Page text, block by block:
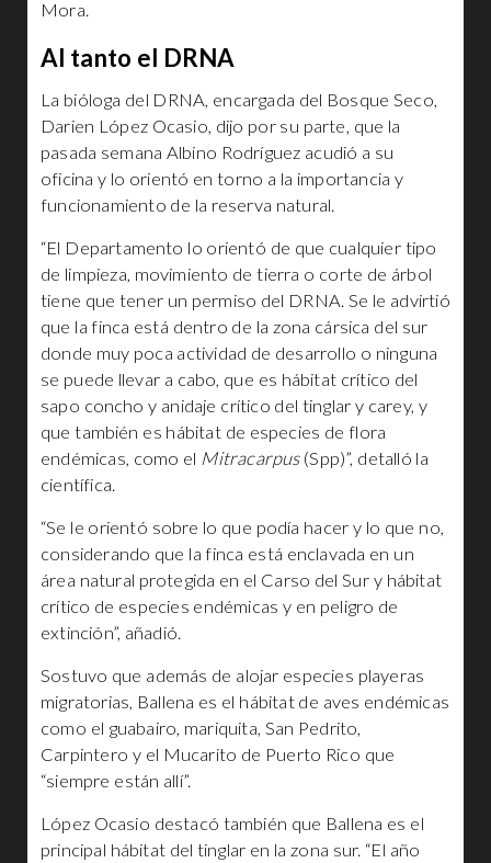
Mora.
Al tanto el DRNA
La bióloga del DRNA, encargada del Bosque Seco,
Darien López Ocasio, dijo por su parte, que la
pasada semana Albino Rodríguez acudió a su
oficina y lo orientó en torno a la importancia y
funcionamiento de la reserva natural.
“El Departamento lo orientó de que cualquier tipo
de limpieza, movimiento de tierra o corte de árbol
tiene que tener un permiso del DRNA. Se le advirtió
que la finca está dentro de la zona cársica del sur
donde muy poca actividad de desarrollo o ninguna
se puede llevar a cabo, que es hábitat crítico del
sapo concho y anidaje crítico del tinglar y carey, y
que también es hábitat de especies de flora
endémicas, como el Mitracarpus(Spp)”, detalló la
científica.
“Se le orientó sobre lo que podía hacer y lo que no,
considerando que la finca está enclavada en un
área natural protegida en el Carso del Sur y hábitat
crítico de especies endémicas y en peligro de
extinción”, añadió.
Sostuvo que además de alojar especies playeras
migratorias, Ballena es el hábitat de aves endémicas
como el guabairo, mariquita, San Pedrito,
Carpintero y el Mucarito de Puerto Rico que
“siempre están allí”.
López Ocasio destacó también que Ballena es el
principal hábitat del tinglar en la zona sur. “El año